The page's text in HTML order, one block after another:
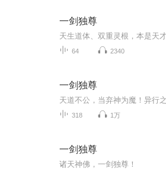
一剑独尊
64 2340
一剑独尊
318 1万
一剑独尊
诸天神佛，一剑独尊！